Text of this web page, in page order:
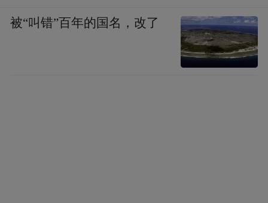
被“叫错”百年的国名，改了